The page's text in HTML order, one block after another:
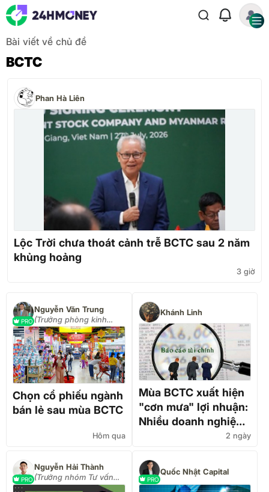
Bài viết về chủ đề
BCTC
Phan Hà Liên
Lộc Trời chưa thoát cảnh trễ BCTC sau 2 năm
khủng hoảng
3 giờ
PRO
Nguyễn Văn Trung
(Trưởng phòng kinh
doanh công ty VPS)
Chọn cổ phiếu ngành
bán lẻ sau mùa BCTC
Hôm qua
Khánh Linh
Mùa BCTC xuất hiện
"cơn mưa" lợi nhuận:
Nhiều doanh nghiệp
2 ngày
PRO
Nguyễn Hải Thành
(Trưởng nhóm Tư vấn
đầu tư FPTS)
PRO
Quốc Nhật Capital